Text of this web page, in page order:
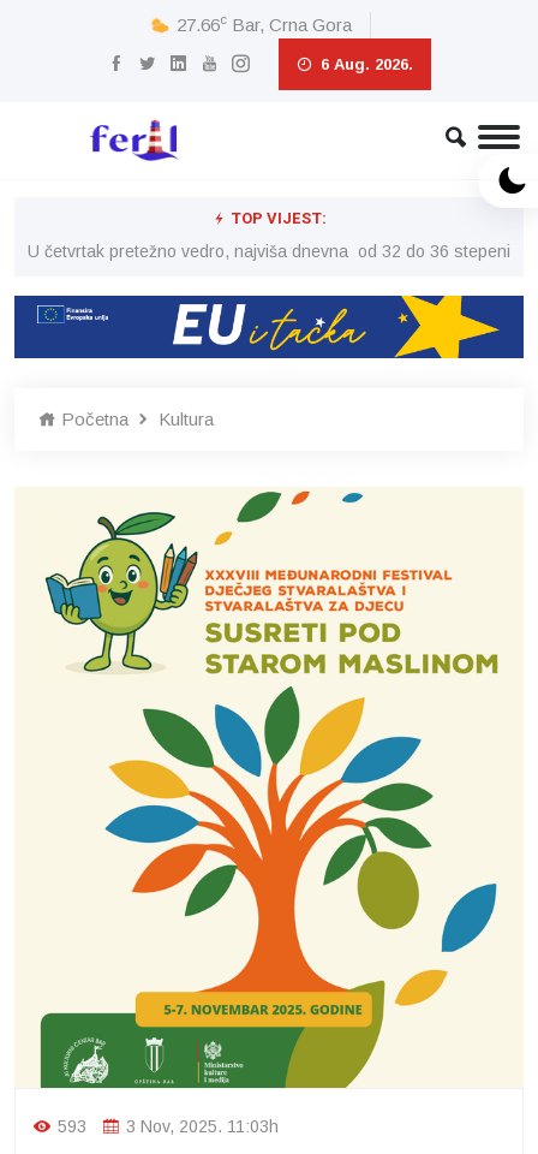
27.66c Bar, Crna Gora
6 Aug. 2026.
TOP VIJEST:
U četvrtak pretežno vedro, najviša dnevna od 32 do 36 stepeni
Početna Kultura
593 3 Nov, 2025. 11:03h